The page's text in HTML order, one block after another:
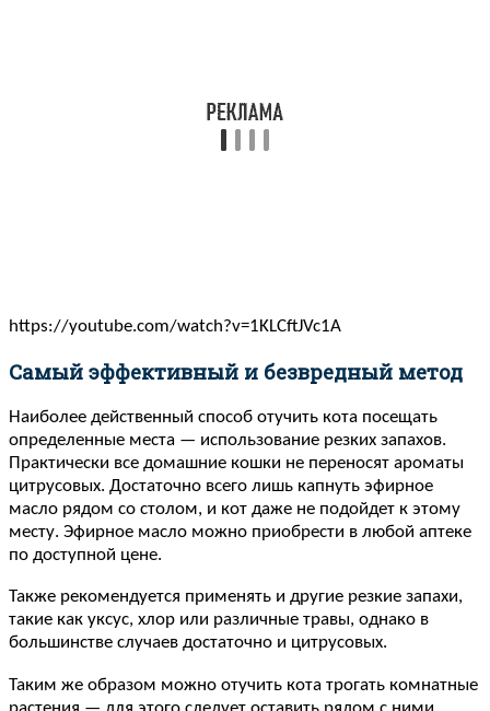
https://youtube.com/watch?v=1KLCftJVc1A
Самый эффективный и безвредный метод
Наиболее действенный способ отучить кота посещать
определенные места — использование резких запахов.
Практически все домашние кошки не переносят ароматы
цитрусовых. Достаточно всего лишь капнуть эфирное
масло рядом со столом, и кот даже не подойдет к этому
месту. Эфирное масло можно приобрести в любой аптеке
по доступной цене.
Также рекомендуется применять и другие резкие запахи,
такие как уксус, хлор или различные травы, однако в
большинстве случаев достаточно и цитрусовых.
Таким же образом можно отучить кота трогать комнатные